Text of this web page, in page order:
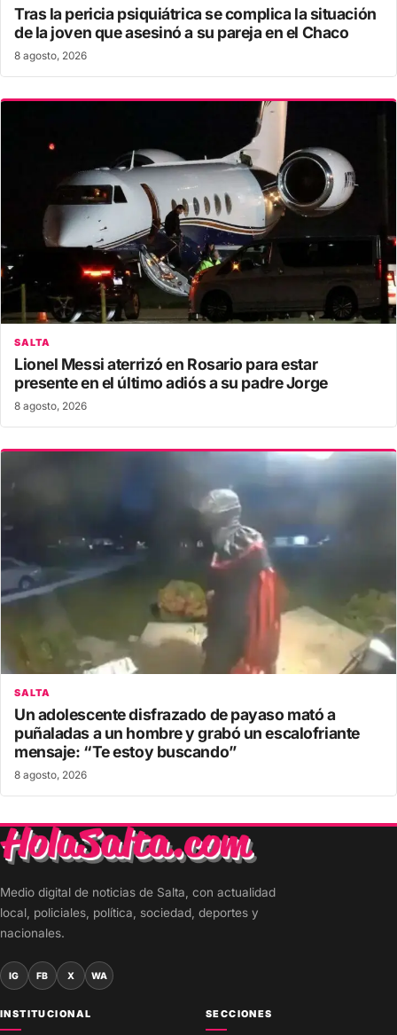
Tras la pericia psiquiátrica se complica la situación
de la joven que asesinó a su pareja en el Chaco
8 agosto, 2026
SALTA
Lionel Messi aterrizó en Rosario para estar
presente en el último adiós a su padre Jorge
8 agosto, 2026
SALTA
Un adolescente disfrazado de payaso mató a
puñaladas a un hombre y grabó un escalofriante
mensaje: “Te estoy buscando”
8 agosto, 2026
Medio digital de noticias de Salta, con actualidad
local, policiales, política, sociedad, deportes y
nacionales.
IG FB X WA
INSTITUCIONAL SECCIONES